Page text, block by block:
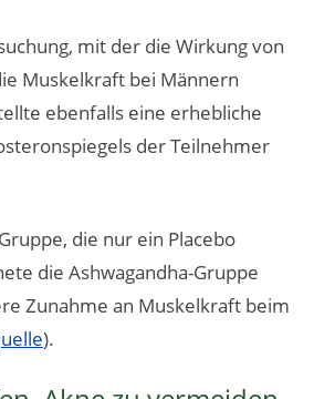
mit der die Wirkung von
Muskelkraft bei Männern
ebenfalls eine erhebliche
der Teilnehmer
die nur ein Placebo
die Ashwagandha-Gruppe
Zunahme an Muskelkraft beim
).